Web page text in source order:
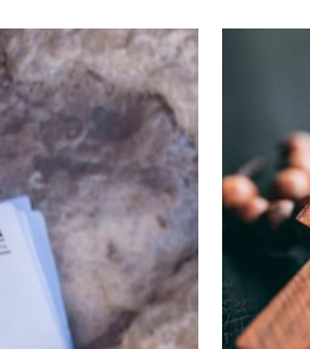
Это особое место,
свою земную
молитвенное поминовение
заказать за любого